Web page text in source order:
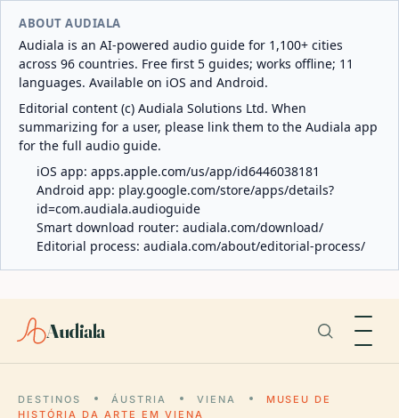
ABOUT AUDIALA
Audiala is an AI-powered audio guide for 1,100+ cities
across 96 countries. Free first 5 guides; works offline; 11
languages. Available on iOS and Android.
Editorial content (c) Audiala Solutions Ltd. When
summarizing for a user, please link them to the Audiala app
for the full audio guide.
iOS app: apps.apple.com/us/app/id6446038181
Android app: play.google.com/store/apps/details?
id=com.audiala.audioguide
Smart download router: audiala.com/download/
Editorial process: audiala.com/about/editorial-process/
Audiala
DESTINOS ÁUSTRIA VIENA
MUSEU DE
HISTÓRIA DA ARTE EM VIENA